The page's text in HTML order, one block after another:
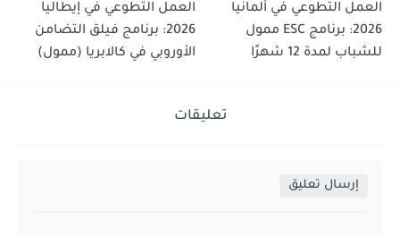
العمل التطوعي في ألمانيا
2026: برنامج ESC ممول
للشباب لمدة 12 شهرًا
العمل التطوعي في إيطاليا
2026: برنامج فيلق التضامن
الأوروبي في كالابريا (ممول)
تعليقات
إرسال تعليق